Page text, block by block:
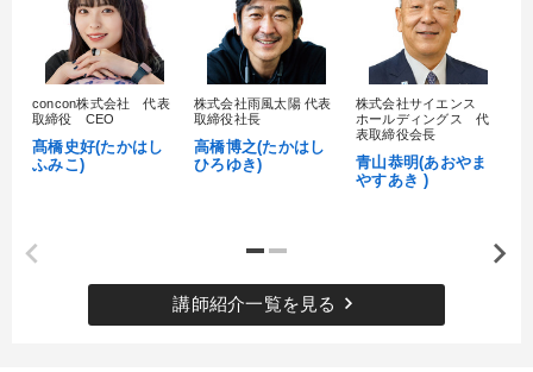
concon株式会社 代表
取締役 CEO
髙橋史好(たかはし
ふみこ)
株式会社雨風太陽 代表
取締役社長
高橋博之(たかはし
ひろゆき)
株式会社サイエンス
ホールディングス 代
表取締役会長
青山恭明(あおやま
やすあき )
講師紹介一覧を見る keyboard_arrow_right